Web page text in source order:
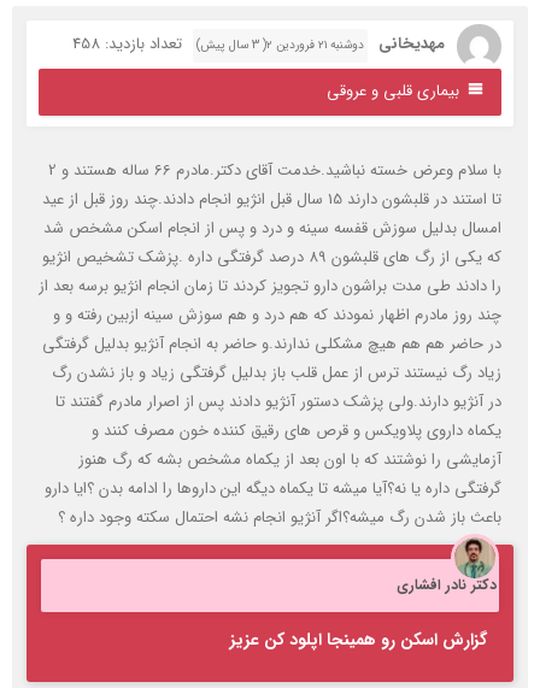
مهدیخانی دوشنبه ۲۱ فروردین ۲( 3 سال پیش)
تعداد بازدید: 458
بیماری قلبی و عروقی
با سلام وعرض خسته نباشید.خدمت آقای دکتر.مادرم 66 ساله هستند و 2
تا استند در قلبشون دارند 15 سال قبل انژیو انجام دادند.چند روز قبل از عید
بدلیل سوزش قفسه سینه و درد و پس از انجام اسکن مشخص شد
که یکی از رگ های قلبشون 89 درصد گرفتگی داره .پزشک تشخیص انژیو
دادند طی مدت براشون دارو تجویز کردند تا زمان انجام انژیو برسه بعد از
روز مادرم اظهار نمودند که هم درد و هم سوزش سینه ازبین رفته و و
حاضر هم هم هیچ مشکلی ندارند.و حاضر به انجام آنژیو بدلیل گرفتگی
رگ نیستند ترس از عمل قلب باز بدلیل گرفتگی زیاد و باز نشدن رگ
آنژیو دارند.ولی پزشک دستور آنژیو دادند پس از اصرار مادرم گفتند تا
داروی پلاویکس و قرص های رقیق کننده خون مصرف کنند و
را نوشتند که با اون بعد از یکماه مشخص بشه که رگ هنوز
داره یا نه؟آیا میشه تا یکماه دیگه این داروها را ادامه بدن ؟ایا دارو
باز شدن رگ میشه؟اگر آنژیو انجام نشه احتمال سکته وجود داره ؟
دکتر نادر افشاری
گزارش اسکن رو همینجا اپلود کن عزیز